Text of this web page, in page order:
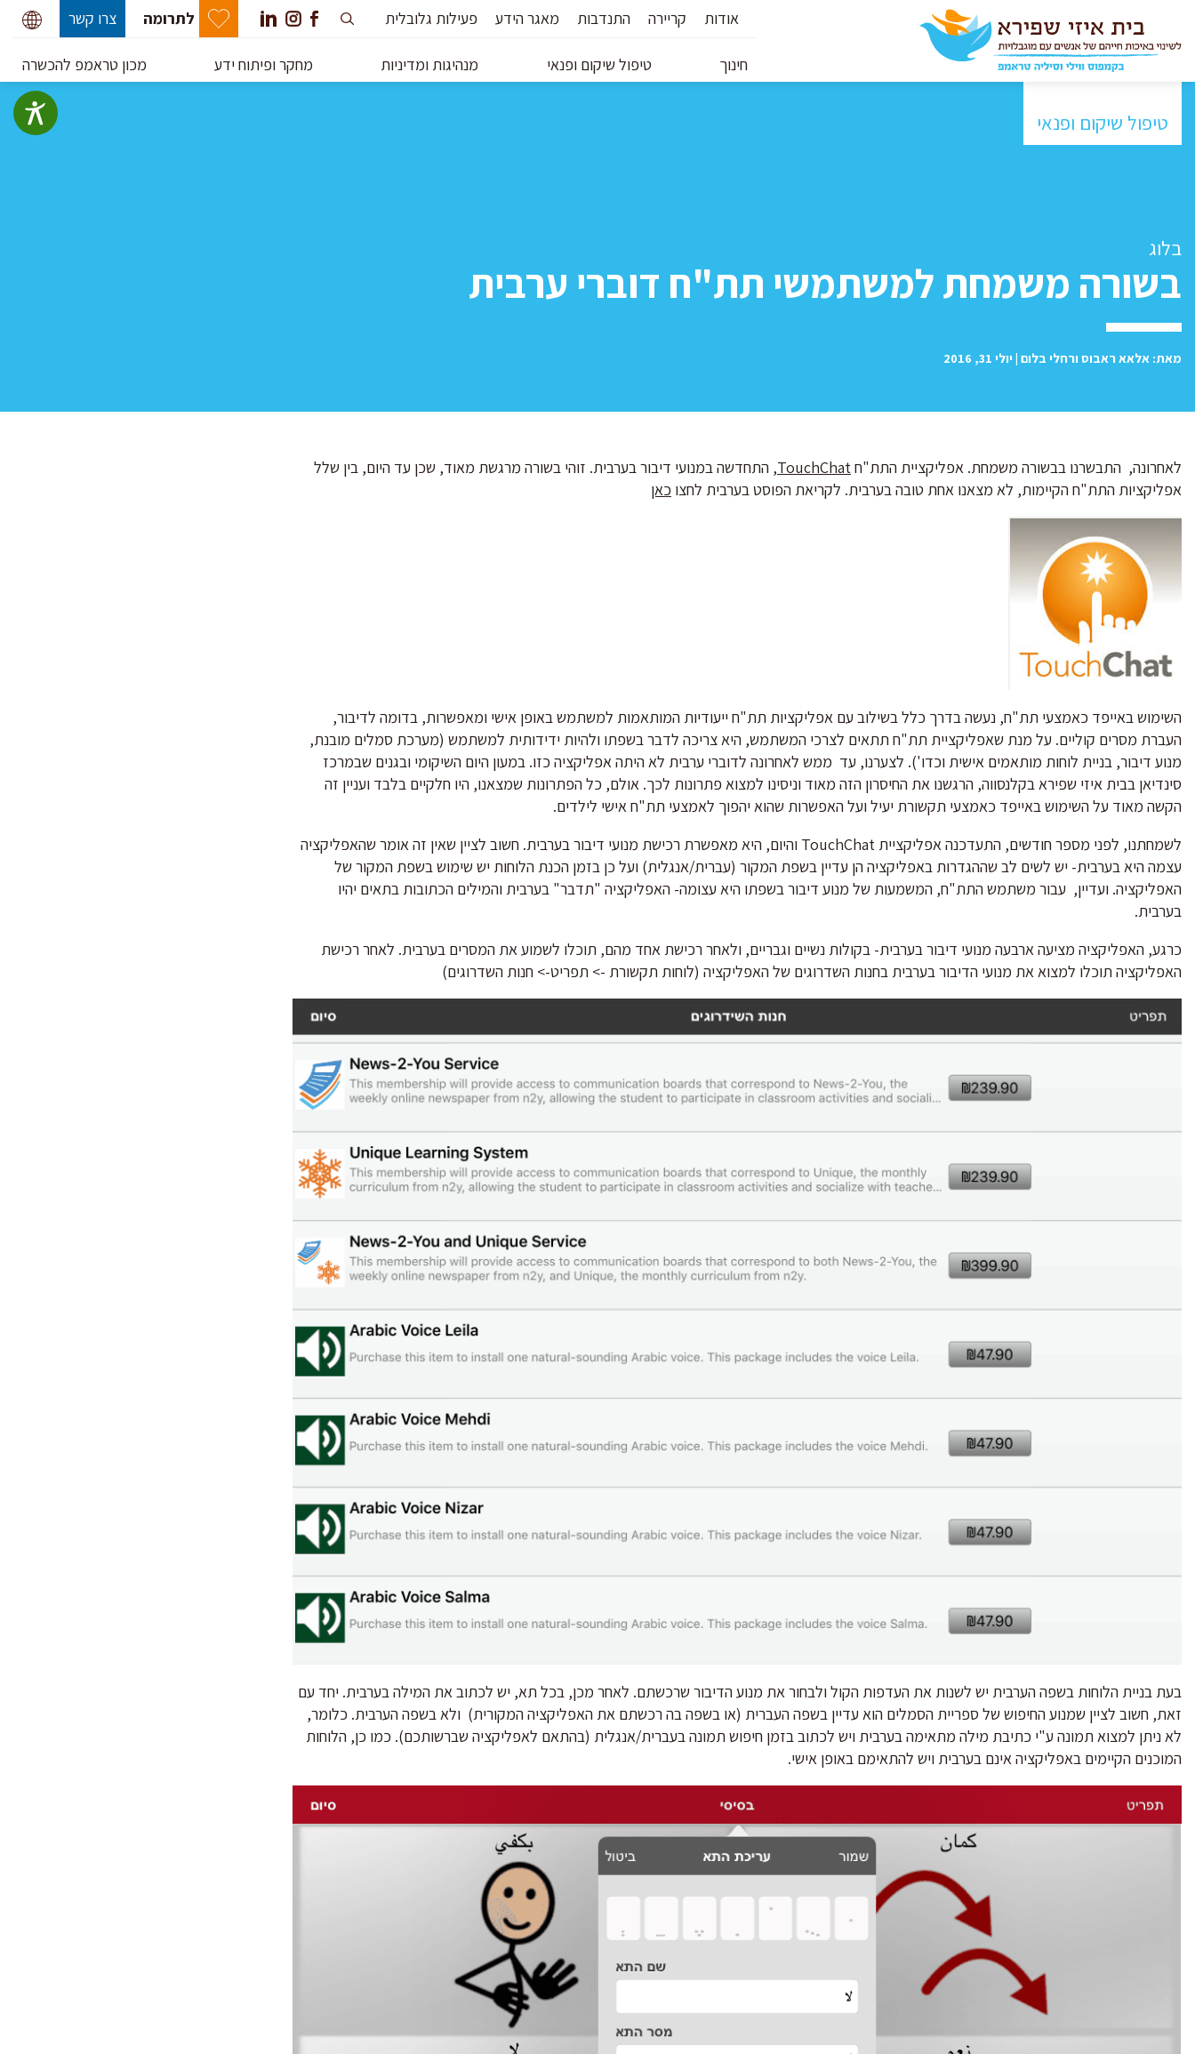
אודות קריירה התנדבות מאגר הידע פעילות גלובלית לתרומה צרו קשר
חינוך טיפול שיקום ופנאי מנהיגות ומדיניות מחקר ופיתוח ידע מכון טראמפ להכשרה
טיפול שיקום ופנאי
בלוג
בשורה משמחת למשתמשי תת"ח דוברי ערבית
מאת: אלאא ראבוס ורחלי בלום | יולי 31, 2016
לאחרונה, התבשרנו בבשורה משמחת. אפליקציית התת"חTouchChat, התחדשה במנועי דיבור בערבית. זוהי בשורה מרגשת מאוד, שכן עד היום, בין שלל
אפליקציות התת"ח הקיימות, לא מצאנו אחת טובה בערבית. לקריאת הפוסט בערבית לחצו כאן
השימוש באייפד כאמצעי תת"ח, נעשה בדרך כלל בשילוב עם אפליקציות תת"ח ייעודיות המותאמות למשתמש באופן אישי ומאפשרות, בדומה לדיבור,
העברת מסרים קוליים. על מנת שאפליקציית תת"ח תתאים לצרכי המשתמש, היא צריכה לדבר בשפתו ולהיות ידידותית למשתמש (מערכת סמלים מובנת,
מנוע דיבור, בניית לוחות מותאמים אישית וכדו'). לצערנו, עד ממש לאחרונה לדוברי ערבית לא היתה אפליקציה כזו. במעון היום השיקומי ובגנים שבמרכז
סינדיאן בבית איזי שפירא בקלנסווה, הרגשנו את החיסרון הזה מאוד וניסינו למצוא פתרונות לכך. אולם, כל הפתרונות שמצאנו, היו חלקיים בלבד ועניין זה
הקשה מאוד על השימוש באייפד כאמצעי תקשורת יעיל ועל האפשרות שהוא יהפוך לאמצעי תת"ח אישי לילדים.
לשמחתנו, לפני מספר חודשים, התעדכנה אפליקציית TouchChat והיום, היא מאפשרת רכישת מנועי דיבור בערבית. חשוב לציין שאין זה אומר שהאפליקציה
עצמה היא בערבית- יש לשים לב שההגדרות באפליקציה הן עדיין בשפת המקור (עברית/אנגלית) ועל כן בזמן הכנת הלוחות יש שימוש בשפת המקור של
האפליקציה. ועדיין, עבור משתמש התת"ח, המשמעות של מנוע דיבור בשפתו היא עצומה- האפליקציה "תדבר" בערבית והמילים הכתובות בתאים יהיו
בערבית.
כרגע, האפליקציה מציעה ארבעה מנועי דיבור בערבית- בקולות נשיים וגבריים, ולאחר רכישת אחד מהם, תוכלו לשמוע את המסרים בערבית. לאחר רכישת
האפליקציה תוכלו למצוא את מנועי הדיבור בערבית בחנות השדרוגים של האפליקציה (לוחות תקשורת -> תפריט-> חנות השדרוגים)
בעת בניית הלוחות בשפה הערבית יש לשנות את העדפות הקול ולבחור את מנוע הדיבור שרכשתם. לאחר מכן, בכל תא, יש לכתוב את המילה בערבית. יחד עם
זאת, חשוב לציין שמנוע החיפוש של ספריית הסמלים הוא עדיין בשפה העברית (או בשפה בה רכשתם את האפליקציה המקורית) ולא בשפה הערבית. כלומר,
לא ניתן למצוא תמונה ע"י כתיבת מילה מתאימה בערבית ויש לכתוב בזמן חיפוש תמונה בעברית/אנגלית (בהתאם לאפליקציה שברשותכם). כמו כן, הלוחות
המוכנים הקיימים באפליקציה אינם בערבית ויש להתאימם באופן אישי.